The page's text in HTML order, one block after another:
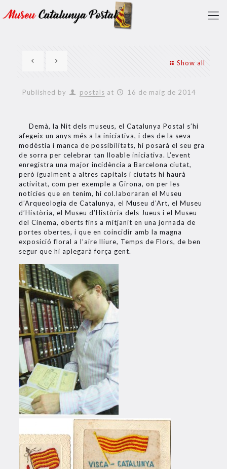
Show all
Published by postals at 16 de maig de 2014
Demà, la Nit dels museus, el Catalunya Postal s’hi
afegeix un anys més a la iniciativa, i des de la seva
modèstia i manca de possibilitats, hi posarà el seu gra
de sorra per celebrar tan lloable iniciativa. L’event
enregistra una major incidència a Barcelona ciutat,
però igualment a altres capitals i ciutats hi haurà
activitat, com per exemple a Girona, on per les
notícies que en tenim, hi col.laboraran el Museu
d’Arqueologia de Catalunya, el Museu d’Art, el Museu
d’Història, el Museu d’Història dels Jueus i el Museu
del Cinema, oberts fins a mitjanit en una jornada de
portes obertes, i que en coincidir amb la magna
exposició floral a l’aire lliure, Temps de Flors, de ben
segur que hi aplegarà força gent.